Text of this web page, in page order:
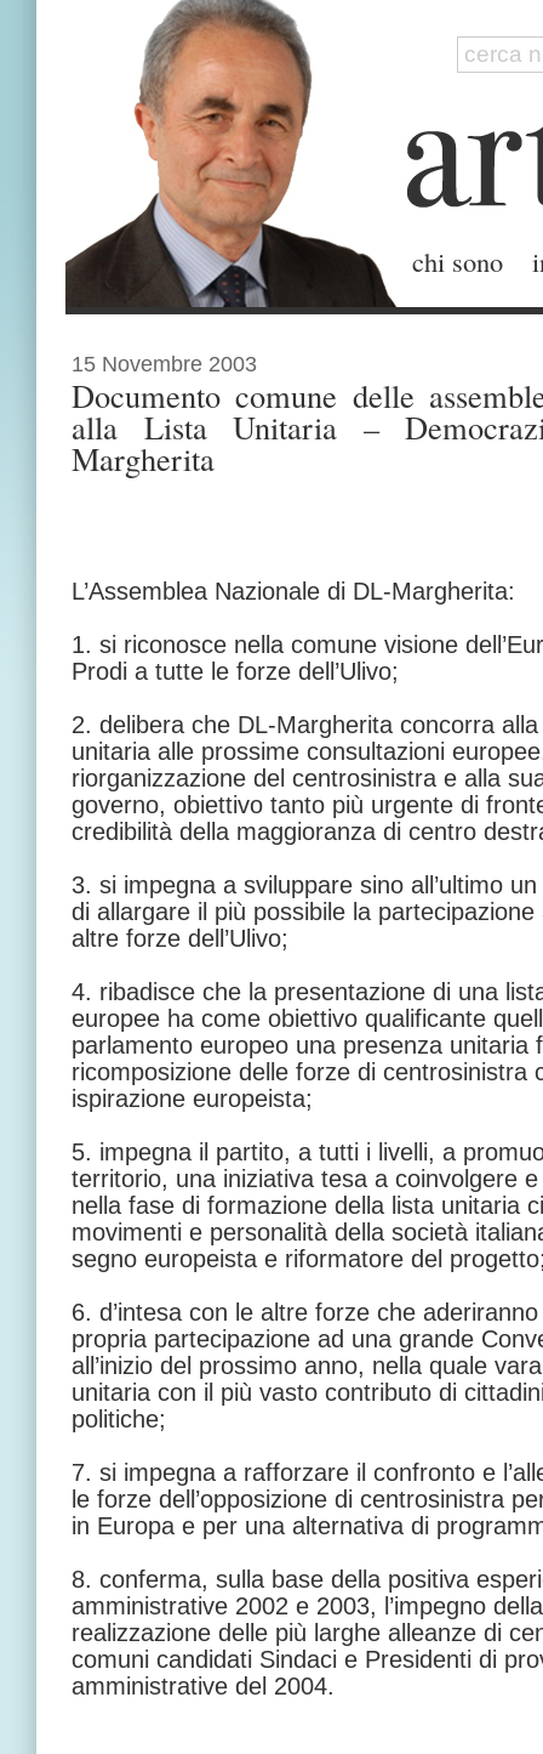
chi sono
15 Novembre 2003
Documento comune delle
alla Lista Unitaria –
Margherita
L’Assemblea Nazionale di DL-Margherita:
1. si riconosce nella comune visione
Prodi a tutte le forze dell’Ulivo;
2. delibera che DL-Margherita concorra
unitaria alle prossime consultazioni
riorganizzazione del centrosinistra e alla
governo, obiettivo tanto più urgente di
credibilità della maggioranza di centro
3. si impegna a sviluppare sino all’ultimo
di allargare il più possibile la
altre forze dell’Ulivo;
4. ribadisce che la presentazione di una
europee ha come obiettivo qualificante
parlamento europeo una presenza unitaria
ricomposizione delle forze di centrosinistra
ispirazione europeista;
5. impegna il partito, a tutti i livelli, a
territorio, una iniziativa tesa a coinvolgere
nella fase di formazione della lista unitaria
movimenti e personalità della società
segno europeista e riformatore del
6. d’intesa con le altre forze che
propria partecipazione ad una grande
all’inizio del prossimo anno, nella quale
unitaria con il più vasto contributo di
politiche;
7. si impegna a rafforzare il confronto e
le forze dell’opposizione di centrosinistra
in Europa e per una alternativa di
8. conferma, sulla base della positiva
amministrative 2002 e 2003, l’impegno
realizzazione delle più larghe alleanze di
comuni candidati Sindaci e Presidenti di
amministrative del 2004.